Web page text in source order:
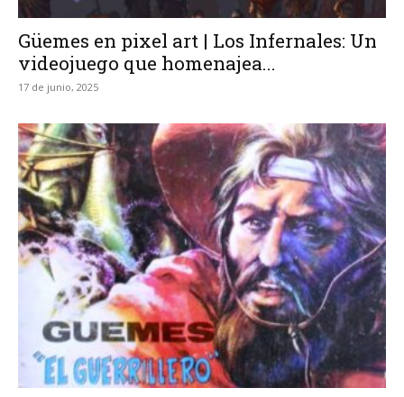
Güemes en pixel art | Los Infernales: Un
videojuego que homenajea...
17 de junio, 2025